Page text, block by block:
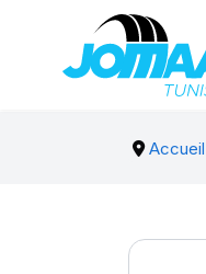
Accueil